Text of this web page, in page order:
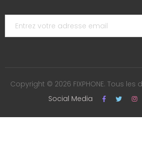
Copyright © 2026 FIXPHONE. Tous
Social Media